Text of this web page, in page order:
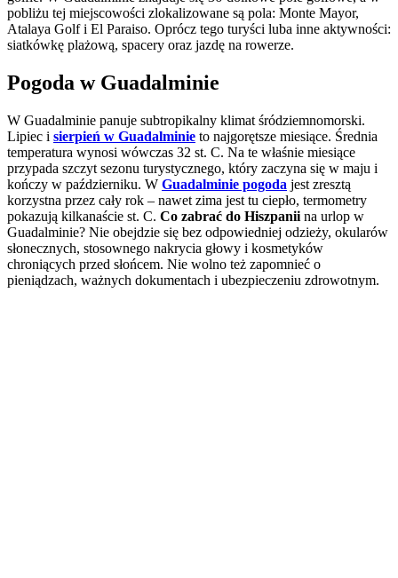
pobliżu tej miejscowości zlokalizowane są pola: Monte Mayor,
Atalaya Golf i El Paraiso. Oprócz tego turyści luba inne aktywności:
siatkówkę plażową, spacery oraz jazdę na rowerze.
Pogoda w Guadalminie
W Guadalminie panuje subtropikalny klimat śródziemnomorski.
Lipiec i sierpień w Guadalminie to najgorętsze miesiące. Średnia
temperatura wynosi wówczas 32 st. C. Na te właśnie miesiące
przypada szczyt sezonu turystycznego, który zaczyna się w maju i
kończy w październiku. W Guadalminie pogoda jest zresztą
korzystna przez cały rok – nawet zima jest tu ciepło, termometry
pokazują kilkanaście st. C. Co zabrać do Hiszpanii na urlop w
Guadalminie? Nie obejdzie się bez odpowiedniej odzieży, okularów
słonecznych, stosownego nakrycia głowy i kosmetyków
chroniących przed słońcem. Nie wolno też zapomnieć o
pieniądzach, ważnych dokumentach i ubezpieczeniu zdrowotnym.